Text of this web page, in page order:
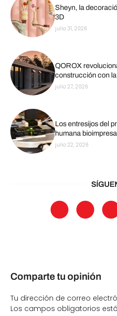
Sheyn, la
3D
julio 31, 2026
QOROX
construcción con
julio 27, 2026
Los entresijos del
humana
julio 22, 2026
Comparte tu opinión
Tu dirección de correo
Los campos obligatorios